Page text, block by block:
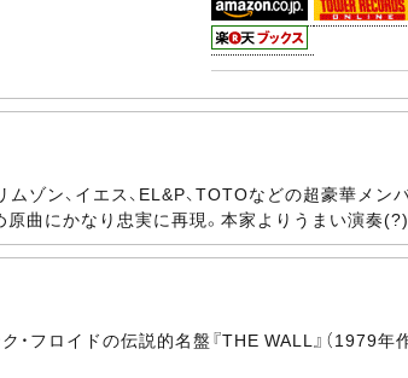
ゾン、イエス、EL&P、TOTOなどの超豪華メ
原曲にかなり忠実に再現。本家よりうまい演奏(?)
・フロイドの伝説的名盤『THE WALL』（1979